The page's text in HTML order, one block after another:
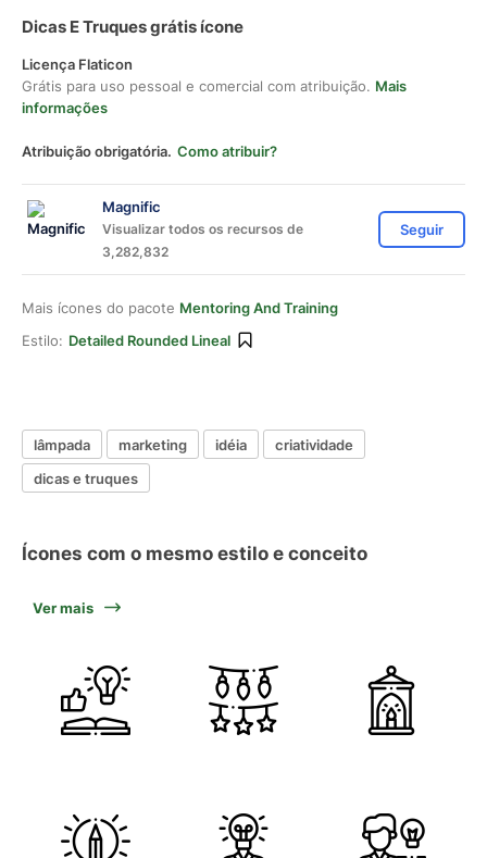
Dicas E Truques grátis ícone
Licença Flaticon
Grátis para uso pessoal e comercial com atribuição. Mais
informações
Atribuição obrigatória. Como atribuir?
Magnific
Visualizar todos os recursos de
3,282,832
Seguir
Mais ícones do pacote Mentoring And Training
Estilo: Detailed Rounded Lineal
lâmpada marketing idéia
criatividade
dicas e truques
Ícones com o mesmo estilo e conceito
Ver mais